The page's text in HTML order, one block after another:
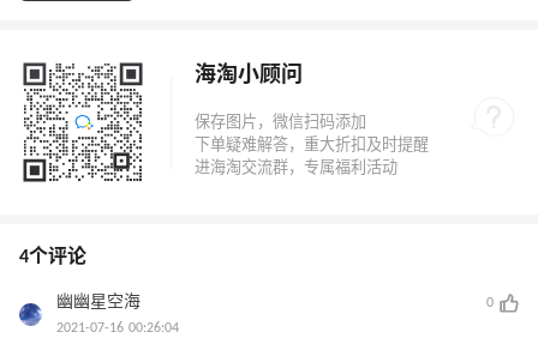
海淘小顾问
4个评论
幽幽星空海
0
2021-07-16 00:26:04